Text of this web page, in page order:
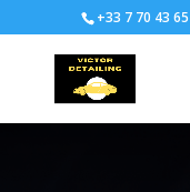
+33 7 70 43